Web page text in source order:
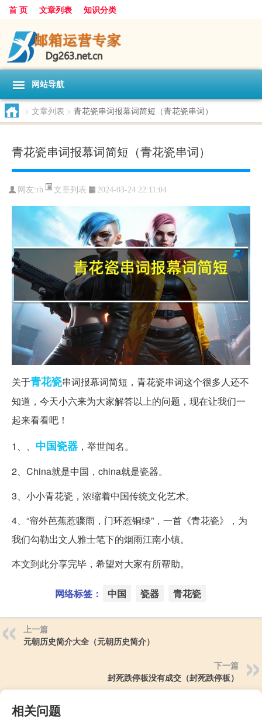
首 页 文章列表 知识分类
网站导航
> 文章列表 > 青花瓷串词报幕词简短（青花瓷串词）
青花瓷串词报幕词简短（青花瓷串词）
网友:rh 文章列表 2024-03-24 22:11:04
关于青花瓷串词报幕词简短，青花瓷串词这个很多人还不
知道，今天小六来为大家解答以上的问题，现在让我们一
起来看看吧！
1、、 中国瓷器 ，举世闻名。
2、China就是中国，china就是瓷器。
3、小小青花瓷，浓缩着中国传统文化艺术。
4、“帘外芭蕉惹骤雨，门环惹铜绿”，一首《青花瓷》，为
我们勾勒出文人雅士笔下的烟雨江南小镇。
本文到此分享完毕，希望对大家有所帮助。
网络标签： 中国 瓷器 青花瓷
上一篇
元朝历史简介大全（元朝历史简介）
下一篇
封死跌停板没有成交（封死跌停板）
相关问题